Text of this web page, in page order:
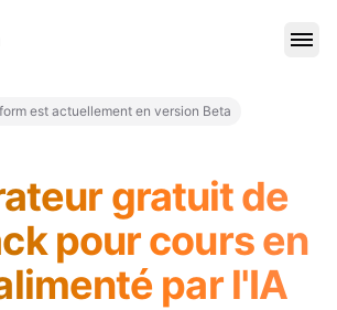
est actuellement en version Beta
gratuit de
pour cours en
par l'IA